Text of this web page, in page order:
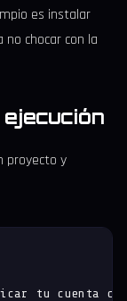
es instalar
chocar con la
proyecto y
tu cuenta